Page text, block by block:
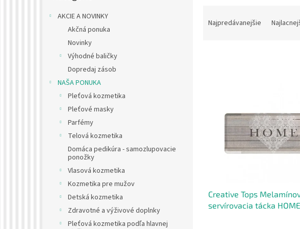
AKCIE A NOVINKY
Akčná ponuka
Novinky
Výhodné baličky
Dopredaj zásob
NAŠA PONUKA
Pleťová kozmetika
Pleťové masky
Parfémy
Telová kozmetika
Domáca pedikúra - samozlupovacie
ponožky
Vlasová kozmetika
Kozmetika pre mužov
Detská kozmetika
Zdravotné a výživové doplnky
Pleťová kozmetika podľa hlavnej
Najpredávanejšie
Creative Tops
servírovacia tácka